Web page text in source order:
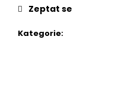
Kategorie:
Zeptat se